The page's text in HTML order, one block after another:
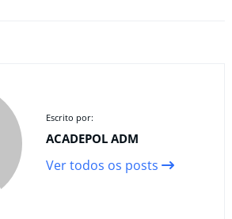
Escrito por:
ACADEPOL ADM
Ver todos os posts